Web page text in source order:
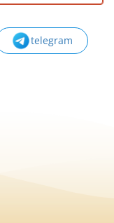
telegram